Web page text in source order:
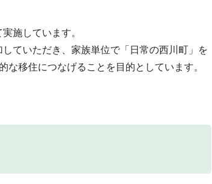
施しています。
ていただき、家族単位で「日常の西川町」を
移住につなげることを目的としています。